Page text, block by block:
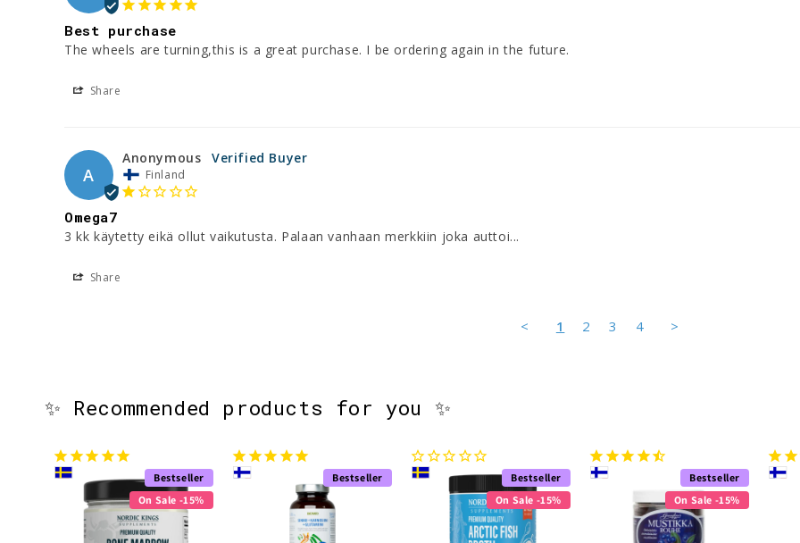
Best purchase
The wheels are turning,this is a great purchase. I be ordering again in the future.
Share
A
Anonymous
Finland
Omega7
3 kk käytetty eikä ollut vaikutusta. Palaan vanhaan merkkiin joka auttoi...
Share
< 1 2 3 4 >
✨ Recommended products for you ✨
Bestseller
On Sale -15%
Bestseller
Bestseller
On Sale -15%
Bestseller
On Sale -15%